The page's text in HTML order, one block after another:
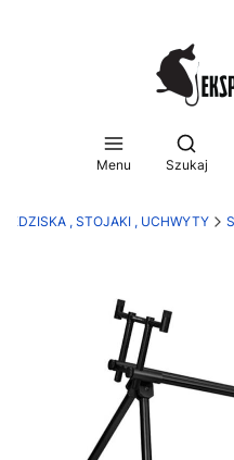
Menu Szukaj
SIEDZISKA , STOJAKI , UCHWYTY